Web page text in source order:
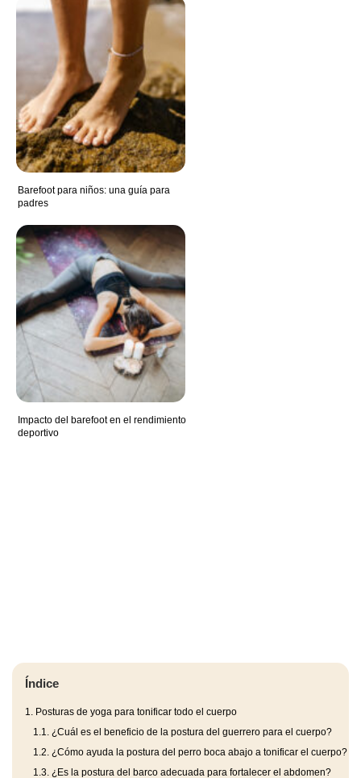
Barefoot para niños: una guía para
padres
Impacto del barefoot en el rendimiento
deportivo
Índice
1. Posturas de yoga para tonificar todo el cuerpo
1.1. ¿Cuál es el beneficio de la postura del guerrero para el cuerpo?
1.2. ¿Cómo ayuda la postura del perro boca abajo a tonificar el cuerpo?
1.3. ¿Es la postura del barco adecuada para fortalecer el abdomen?